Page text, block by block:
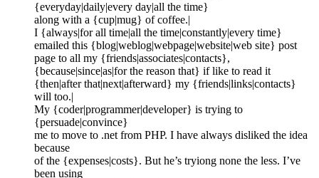
{everyday|daily|every day|all the time}
along with a {cup|mug} of coffee.|
I {always|for all time|all the time|constantly|every time}
emailed this {blog|weblog|webpage|website|web site} post
page to all my {friends|associates|contacts},
{because|since|as|for the reason that} if like to read it
{then|after that|next|afterward} my {friends|links|contacts}
will too.|
My {coder|programmer|developer} is trying to
{persuade|convince}
me to move to .net from PHP. I have always disliked the idea
because
of the {expenses|costs}. But he’s tryiong none the less. I’ve
been using